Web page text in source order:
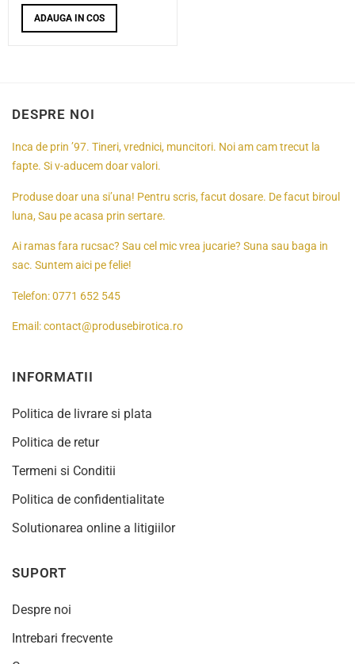
ADAUGA IN COS
DESPRE NOI
Inca de prin ’97. Tineri, vrednici, muncitori. Noi am cam trecut la
fapte. Si v-aducem doar valori.
Produse doar una si’una! Pentru scris, facut dosare. De facut biroul
luna, Sau pe acasa prin sertare.
Ai ramas fara rucsac? Sau cel mic vrea jucarie? Suna sau baga in
sac. Suntem aici pe felie!
Telefon:0771 652 545
Email:contact@produsebirotica.ro
INFORMATII
Politica de livrare si plata
Politica de retur
Termeni si Conditii
Politica de confidentialitate
Solutionarea online a litigiilor
SUPORT
Despre noi
Intrebari frecvente